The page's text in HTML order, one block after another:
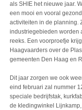
als SHIE het nieuwe jaar.
een mooi en vooral
activiteiten in de planning.
industriegebieden worden
reeks. Een voorproefje
Haagvaarders over de
gemeenten Den Haag en
Dit jaar zorgen we ook
eind februari zal nummer
speciale bedrijfstak,
de kledingwinkel